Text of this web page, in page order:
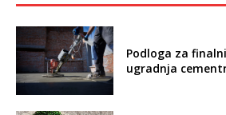
Podloga za
ugradnja